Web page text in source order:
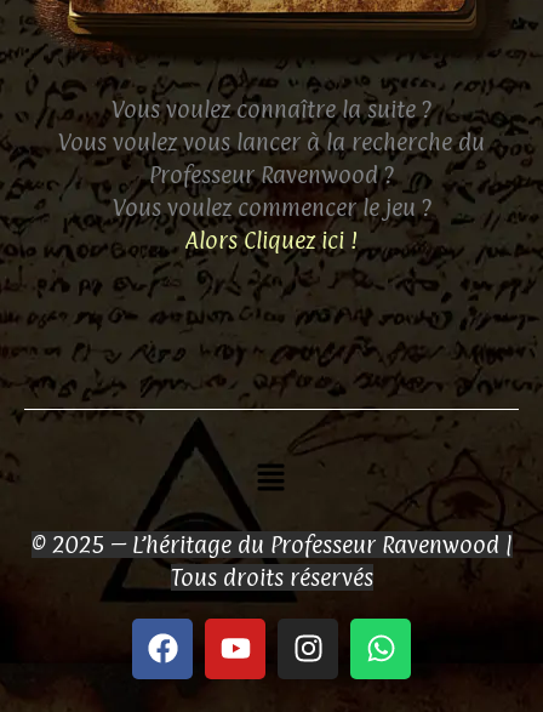
Vous voulez connaître la suite ?
Vous voulez vous lancer à la recherche du
Professeur Ravenwood ?
Vous voulez commencer le jeu ?
Alors Cliquez ici !
Menu
© 2025 – L’héritage du Professeur Ravenwood |
Tous droits réservés
F
a
c
Y
o
u
I
n
s
W
h
a